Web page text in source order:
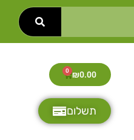
₪0.00
0
תשלום